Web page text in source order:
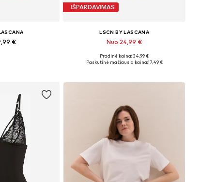
€
IŠPARDAVIMAS
LSCN BY LASCANA
Nuo 24,99 €
Yra daugybė dydžių
Pradinė kaina: 34,99 €
Paskutinė mažiausia kaina:17,49 €